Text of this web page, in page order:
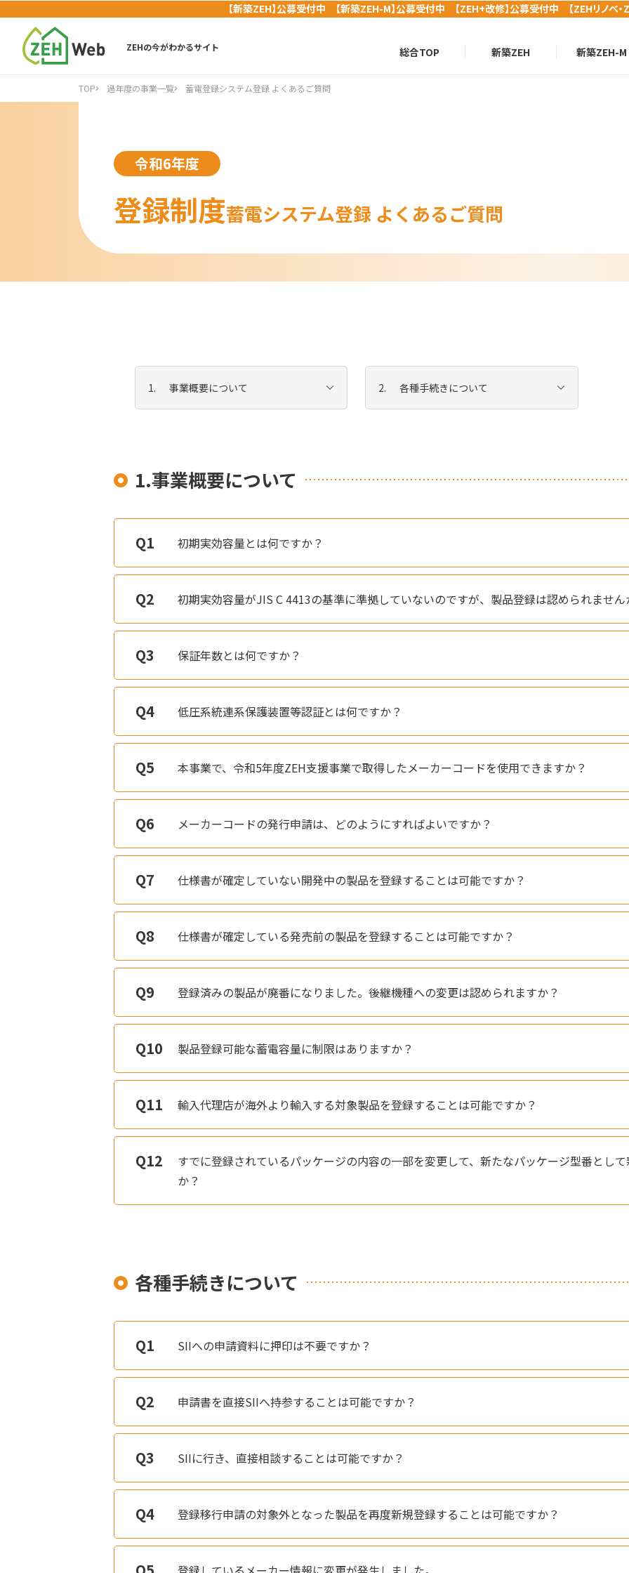
【新築ZEH】公募受付中 【新築ZEH-M】公募受付中 【ZEH+改修】公募受付中 【ZEHリノベ・
ZEHの今がわかるサイト 総合TOP 新築ZEH 新築ZEH-M
TOP 過年度の事業一覧 蓄電登録システム登録 よくあるご質問
令和6年度
登録制度蓄電システム登録 よくあるご質問
事業概要について 各種手続きについて
1.事業概要について
初期実効容量とは何ですか？
初期実効容量がJIS C 4413の基準に準拠していないのですが、製品登録は認められません
保証年数とは何ですか？
低圧系統連系保護装置等認証とは何ですか？
本事業で、令和5年度ZEH支援事業で取得したメーカーコードを使用できますか？
メーカーコードの発行申請は、どのようにすればよいですか？
仕様書が確定していない開発中の製品を登録することは可能ですか？
仕様書が確定している発売前の製品を登録することは可能ですか？
登録済みの製品が廃番になりました。後継機種への変更は認められますか？
製品登録可能な蓄電容量に制限はありますか？
輸入代理店が海外より輸入する対象製品を登録することは可能ですか？
すでに登録されているパッケージの内容の一部を変更して、新たなパッケージ型番とし
か？
各種手続きについて
SIIへの申請資料に押印は不要ですか？
申請書を直接SIIへ持参することは可能ですか？
SIIに行き、直接相談することは可能ですか？
登録移行申請の対象外となった製品を再度新規登録することは可能ですか？